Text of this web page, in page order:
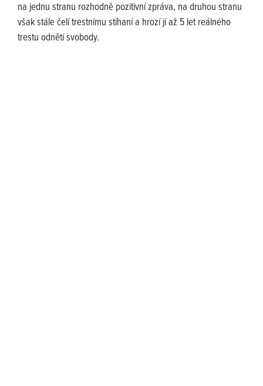
na jednu stranu rozhodně pozitivní zpráva, na druhou stranu
však stále čelí trestnímu stíhaní a hrozí jí až 5 let reálného
trestu odnětí svobody.